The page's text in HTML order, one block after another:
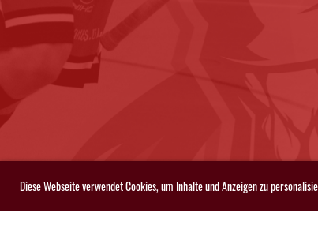
Diese Webseite verwendet Cookies, um Inhalte und Anzeigen zu